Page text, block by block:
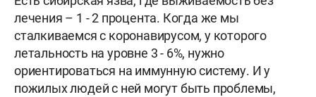
лечения – 1 - 2 процента. Когда же мы
сталкиваемся с коронавирусом, у которого
летальность на уровне 3 - 6%, нужно
ориентироваться на иммунную систему. И у
пожилых людей с ней могут быть проблемы,